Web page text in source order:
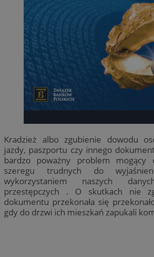
Kradzież albo zgubienie dowodu
jazdy, paszportu czy innego
bardzo poważny problem mogący
szeregu trudnych do
wykorzystaniem naszych
przestępczych . O skutkach nie
dokumentu przekonała się
gdy do drzwi ich mieszkań zapukali